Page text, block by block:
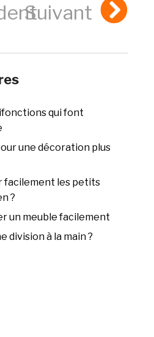
Suivant
qui font
une décoration plus
facilement les petits
?
un meuble facilement
division à la main ?